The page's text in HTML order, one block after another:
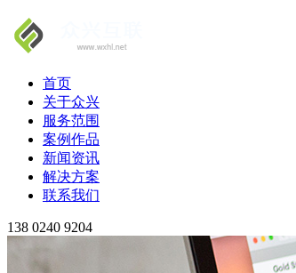
首页
关于众兴
服务范围
案例作品
新闻资讯
解决方案
联系我们
138 0240 9204